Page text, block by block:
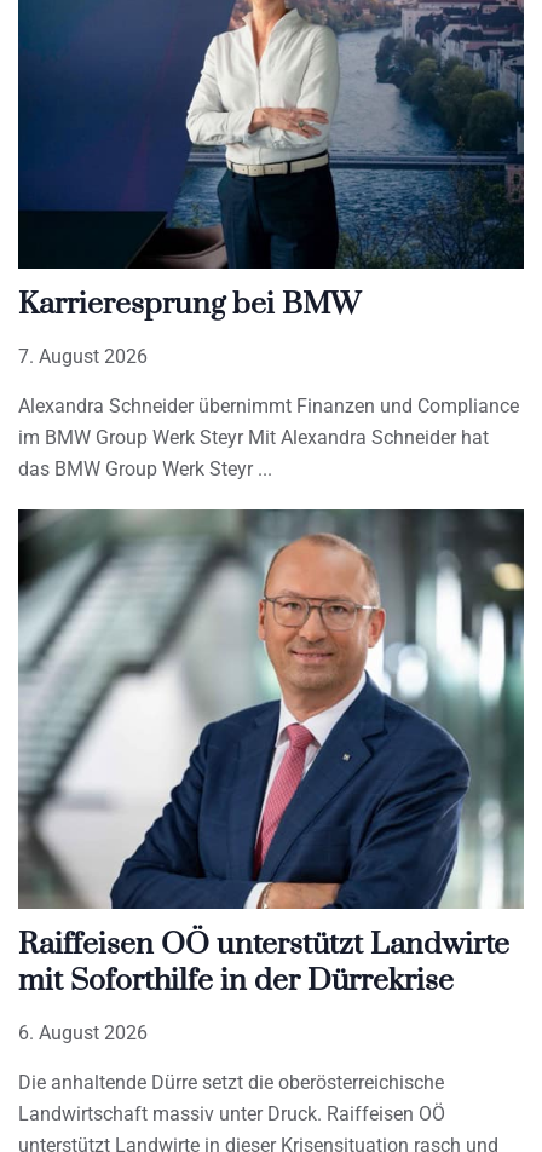
Karrieresprung bei BMW
7. August 2026
Alexandra Schneider übernimmt Finanzen und Compliance
im BMW Group Werk Steyr Mit Alexandra Schneider hat
das BMW Group Werk Steyr
Raiffeisen OÖ unterstützt Landwirte
mit Soforthilfe in der Dürrekrise
6. August 2026
Die anhaltende Dürre setzt die oberösterreichische
Landwirtschaft massiv unter Druck. Raiffeisen OÖ
unterstützt Landwirte in dieser Krisensituation rasch und